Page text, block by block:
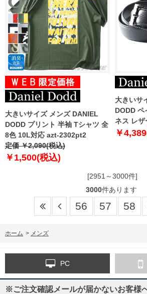
大きいサイズ メンズ DANIEL
DODD プリント 半袖 Tシャツ 全
8色 10L対応 azt-2302pt2
定価 ￥2,090(税込)
￥1,500(税込)
大きいサ
DODD ペ
ネス レザ
グサイズ
￥
[2951～3000件]
3000件あります
56 57 58
ホーム > メンズ
PC
※ご注文確認メールが届かないお客様